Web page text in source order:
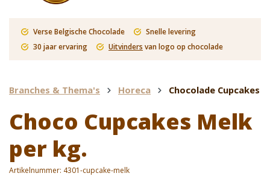
Verse Belgische Chocolade
Snelle levering
30 jaar ervaring
Uitvinders van logo op chocolade
Branches & Thema's Horeca Chocolade Cupcakes
Choco Cupcakes Melk
per kg.
Artikelnummer: 4301-cupcake-melk